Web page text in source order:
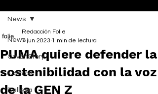
News
Cover Story
Fashion
Belleza
News
PUMA quiere defender la
sostenibilidad con la voz
de la GEN Z
Redacción Folie
7 jun 2023 1 min de lectura